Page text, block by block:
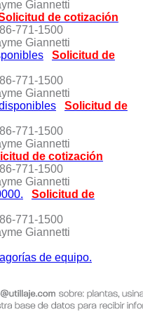
Giannetti
de cotización
771-1500
Giannetti
Solicitud de
771-1500
Giannetti
Solicitud de
771-1500
Giannetti
de cotización
771-1500
Giannetti
Solicitud de
771-1500
Giannetti
de equipo.